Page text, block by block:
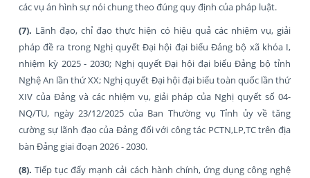
các vụ án hình sự nói chung theo đúng quy định của pháp luật.
(7). Lãnh đạo, chỉ đạo thực hiện có hiệu quả các nhiệm vụ, giải
pháp đề ra trong Nghị quyết Đại hội đại biểu Đảng bộ xã khóa I,
nhiệm kỳ 2025 - 2030; Nghị quyết Đại hội đại biểu Đảng bộ tỉnh
Nghệ An lần thứ XX; Nghị quyết Đại hội đại biểu toàn quốc lần thứ
XIV của Đảng và các nhiệm vụ, giải pháp của Nghị quyết số 04-
NQ/TU, ngày 23/12/2025 của Ban Thường vụ Tỉnh ủy về tăng
cường sự lãnh đạo của Đảng đối với công tác PCTN,LP,TC trên địa
bàn Đảng giai đoạn 2026 - 2030.
(8).Tiếp tục đẩy mạnh cải cách hành chính, ứng dụng công nghệ